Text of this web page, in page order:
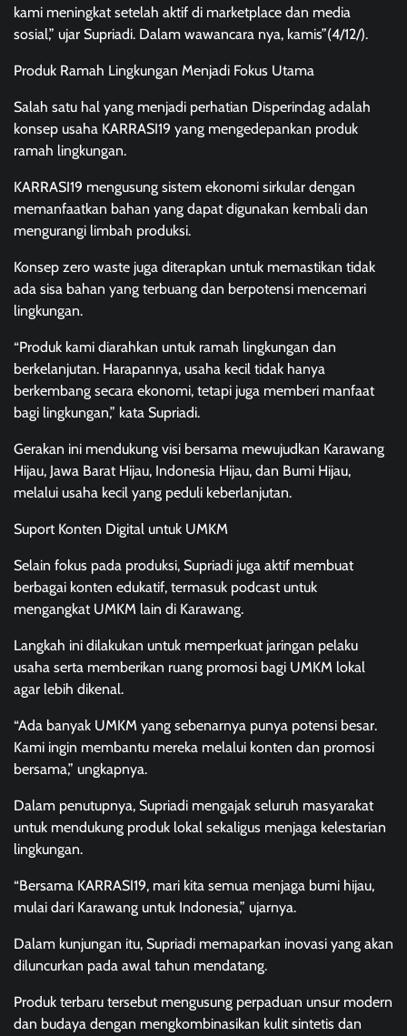
kami meningkat setelah aktif di marketplace dan media
sosial,” ujar Supriadi. Dalam wawancara nya, kamis”(4/12/).
Produk Ramah Lingkungan Menjadi Fokus Utama
Salah satu hal yang menjadi perhatian Disperindag adalah
konsep usaha KARRASI19 yang mengedepankan produk
ramah lingkungan.
KARRASI19 mengusung sistem ekonomi sirkular dengan
memanfaatkan bahan yang dapat digunakan kembali dan
mengurangi limbah produksi.
Konsep zero waste juga diterapkan untuk memastikan tidak
ada sisa bahan yang terbuang dan berpotensi mencemari
lingkungan.
“Produk kami diarahkan untuk ramah lingkungan dan
berkelanjutan. Harapannya, usaha kecil tidak hanya
berkembang secara ekonomi, tetapi juga memberi manfaat
bagi lingkungan,” kata Supriadi.
Gerakan ini mendukung visi bersama mewujudkan Karawang
Hijau, Jawa Barat Hijau, Indonesia Hijau, dan Bumi Hijau,
melalui usaha kecil yang peduli keberlanjutan.
Suport Konten Digital untuk UMKM
Selain fokus pada produksi, Supriadi juga aktif membuat
berbagai konten edukatif, termasuk podcast untuk
mengangkat UMKM lain di Karawang.
Langkah ini dilakukan untuk memperkuat jaringan pelaku
usaha serta memberikan ruang promosi bagi UMKM lokal
agar lebih dikenal.
“Ada banyak UMKM yang sebenarnya punya potensi besar.
Kami ingin membantu mereka melalui konten dan promosi
bersama,” ungkapnya.
Dalam penutupnya, Supriadi mengajak seluruh masyarakat
untuk mendukung produk lokal sekaligus menjaga kelestarian
lingkungan.
“Bersama KARRASI19, mari kita semua menjaga bumi hijau,
mulai dari Karawang untuk Indonesia,” ujarnya.
Dalam kunjungan itu, Supriadi memaparkan inovasi yang akan
diluncurkan pada awal tahun mendatang.
Produk terbaru tersebut mengusung perpaduan unsur modern
dan budaya dengan mengkombinasikan kulit sintetis dan